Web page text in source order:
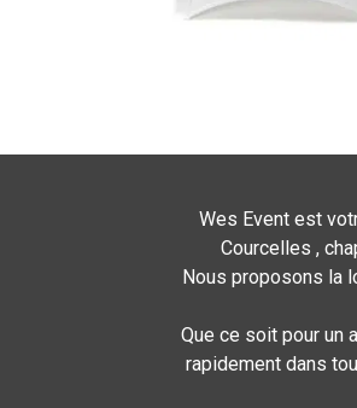
Wes Event est
Courcelles ,
Nous proposons la
Que ce soit pour un
rapidement dans